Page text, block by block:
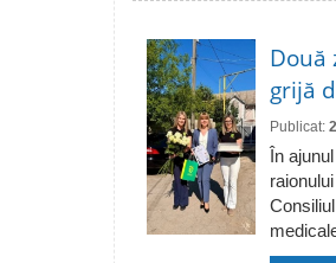
Două
grijă
Publicat:
În